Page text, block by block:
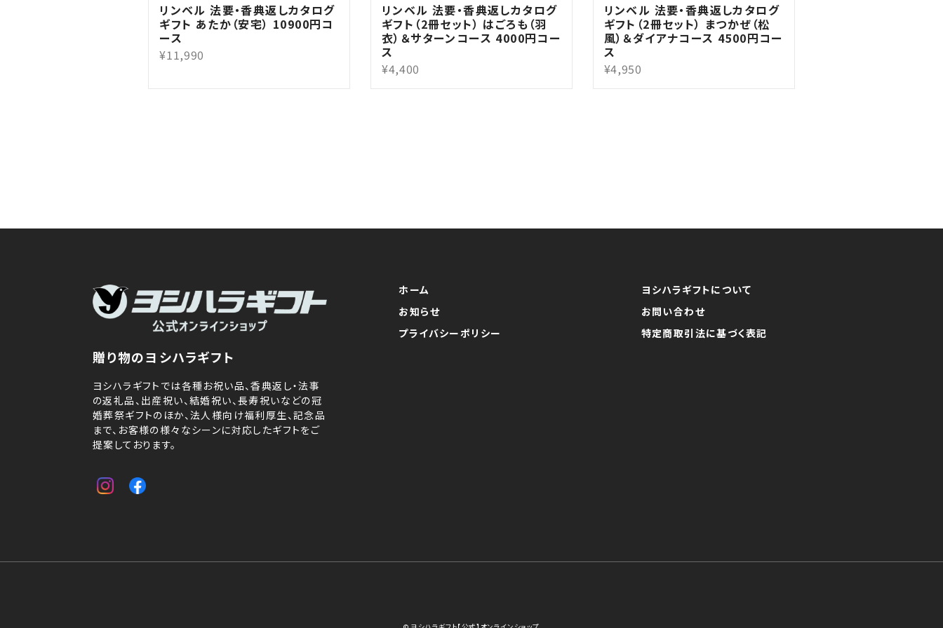
リンベル 法要・香典返しカタログ
ギフト あたか（安宅） 10900円コ
ース
¥11,990
リンベル 法要・香典返しカタログ
ギフト（2冊セット） はごろも（羽
衣）＆サターンコース 4000円コー
ス
¥4,400
リンベル 法要・香典返しカタログ
ギフト（2冊セット） まつかぜ（松
風）＆ダイアナコース 4500円コー
ス
¥4,950
贈り物のヨシハラギフト
ヨシハラギフトでは各種お祝い品、香典返し・法事
の返礼品、出産祝い、結婚祝い、長寿祝いなどの冠
婚葬祭ギフトのほか、法人様向け福利厚生、記念品
まで、お客様の様々なシーンに対応したギフトをご
提案しております。
ホーム
ヨシハラギフトについて
お知らせ
お問い合わせ
プライバシーポリシー
特定商取引法に基づく表記